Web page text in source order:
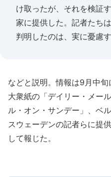
け取ったが、それを検証
家に提供した。記者たち
判明したのは、実に憂慮
などと説明。情報は9月中
大衆紙の「デイリー・メー
ル・オン・サンデー」、ベ
スウェーデンの記者らに提
して報じた。